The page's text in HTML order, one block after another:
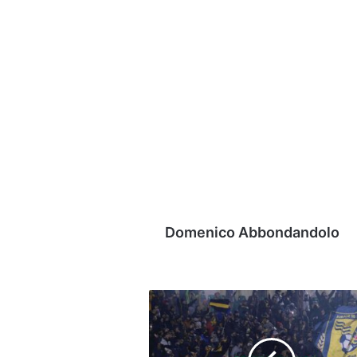
Domenico Abbondandolo
Juve
Stabia,
doppio
colpo